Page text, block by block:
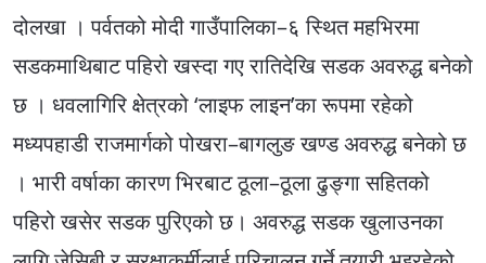
दोलखा । पर्वतको मोदी गाउँपालिका–६ स्थित महभिरमा
सडकमाथिबाट पहिरो खस्दा गए रातिदेखि सडक अवरुद्ध बनेको
छ । धवलागिरि क्षेत्रको ‘लाइफ लाइन’का रूपमा रहेको
मध्यपहाडी राजमार्गको पोखरा–बागलुङ खण्ड अवरुद्ध बनेको छ
। भारी वर्षाका कारण भिरबाट ठूला–ठूला ढुङ्गा सहितको
पहिरो खसेर सडक पुरिएको छ। अवरुद्ध सडक खुलाउनका